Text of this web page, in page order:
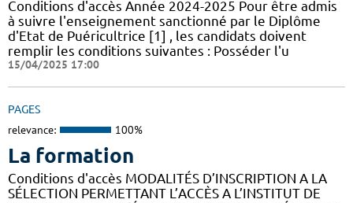
Conditions d'accès Année 2024-2025 Pour être admis
à suivre l'enseignement sanctionné par le Diplôme
d'Etat de Puéricultrice [1] , les candidats doivent
remplir les conditions suivantes : Posséder l'u
15/04/2025 17:00
PAGES
relevance: 100%
La formation
Conditions d'accès MODALITÉS D’INSCRIPTION A LA
SÉLECTION PERMETTANT L’ACCÈS A L’INSTITUT DE